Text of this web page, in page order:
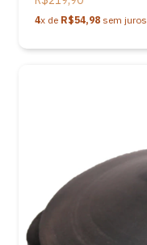
4x de R$54,98 sem juros